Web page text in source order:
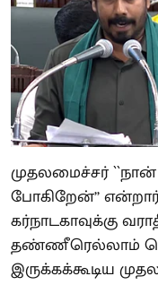
முதலமைச்சர்
போகிறேன்’’
கர்நாடகாவுக்கு
தண்ணீரெல்லாம்
இருக்கக்கூடிய